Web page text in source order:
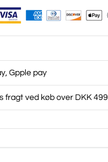
Gpple pay
fragt ved køb over DKK 499